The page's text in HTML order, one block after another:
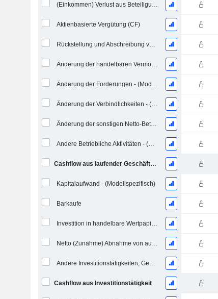
(Einkommen) Verlust aus Beteiligungen - (CF)
Aktienbasierte Vergütung (CF)
Rückstellung und Abschreibung von uneinbringlichen Forderungen
Änderung der handelbaren Vermögenswertpapiere
Änderung der Forderungen - (Modellspezifisch)
Änderung der Verbindlichkeiten - (Modellspezifisch)
Änderung der sonstigen Netto-Betriebsvermögen (gesammelt)
Andere Betriebliche Aktivitäten - (Modellspezifisch)
Cashflow aus laufender Geschäftstätigkeit
Kapitalaufwand - (Modellspezifisch)
Barkaufe
Investition in handelbare Wertpapiere und Eigenkapitalinstrumente, Gesamt - (Modellspezifisch)
Netto (Zunahme) Abnahme von ausgegebenen / verkauften Krediten - Investition
Andere Investitionstätigkeiten, Gesamt - (Modellspezifisch)
Cashflow aus Investitionstätigkeit